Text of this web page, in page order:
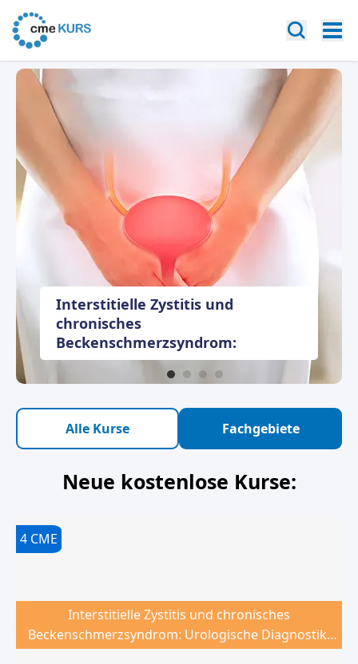
Interstitielle Zystitis und
chronisches
Beckenschmerzsyndrom:
Alle Kurse Fachgebiete
Neue kostenlose Kurse:
Interstitielle Zystitis und chronisches
Beckenschmerzsyndrom: Urologische Diagnostik,
Therapie und gynäkologische Differenzialdiagnosen
4 CME